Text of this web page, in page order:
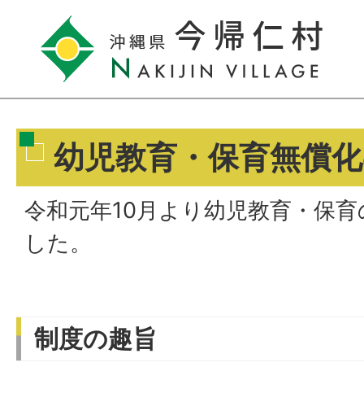
幼児教育・保育無償
令和元年10月より幼児教育・保
した。
制度の趣旨